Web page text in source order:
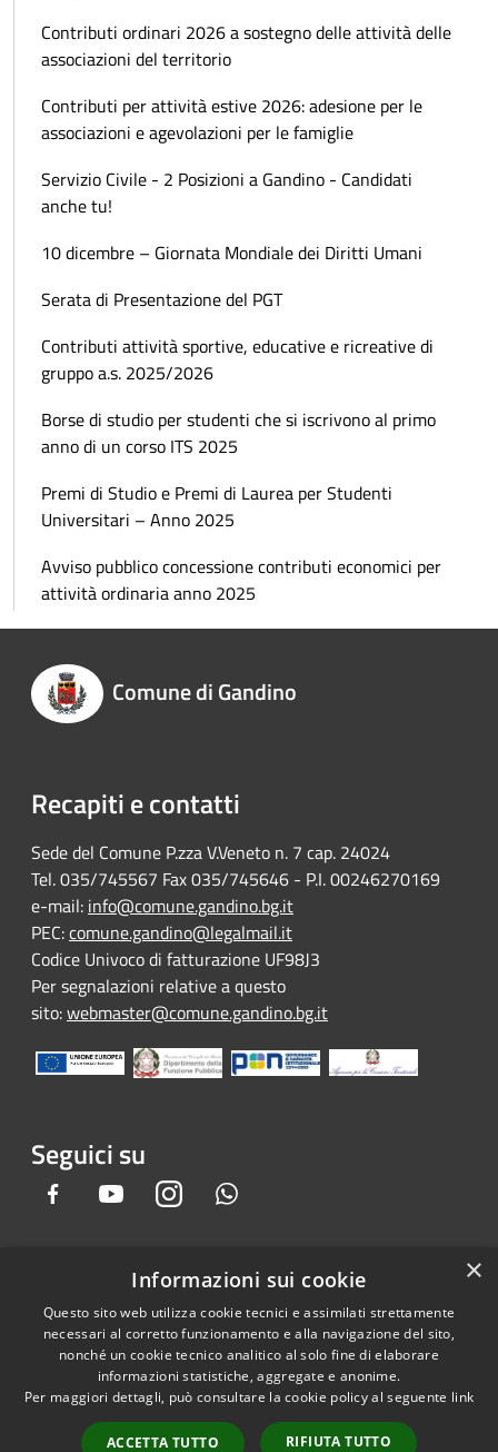
Contributi ordinari 2026 a sostegno delle attività delle
associazioni del territorio
Contributi per attività estive 2026: adesione per le
associazioni e agevolazioni per le famiglie
Servizio Civile - 2 Posizioni a Gandino - Candidati
anche tu!
10 dicembre – Giornata Mondiale dei Diritti Umani
Serata di Presentazione del PGT
Contributi attività sportive, educative e ricreative di
gruppo a.s. 2025/2026
Borse di studio per studenti che si iscrivono al primo
anno di un corso ITS 2025
Premi di Studio e Premi di Laurea per Studenti
Universitari – Anno 2025
Avviso pubblico concessione contributi economici per
attività ordinaria anno 2025
Comune di Gandino
Recapiti e contatti
Sede del Comune P.zza V.Veneto n. 7 cap. 24024
Tel. 035/745567 Fax 035/745646 - P.I. 00246270169
e-mail: info@comune.gandino.bg.it
PEC:comune.gandino@legalmail.it
Codice Univoco di fatturazione UF98J3
Per segnalazioni relative a questo
sito:webmaster@comune.gandino.bg.it
Seguici su
Facebook YoutubeInstagram
Accessibilità
Privacy
Mappa del sito
Gandino • Powered by
Municipium•Accesso
redazione
×
Informazioni sui cookie
Questo sito web utilizza cookie tecnici e assimilati strettamente
necessari al corretto funzionamento e alla navigazione del sito,
nonché un cookie tecnico analitico al solo fine di elaborare
informazioni statistiche, aggregate e anonime.
Per maggiori dettagli, può consultare la cookie policy al seguente link
ACCETTA TUTTO RIFIUTA TUTTO